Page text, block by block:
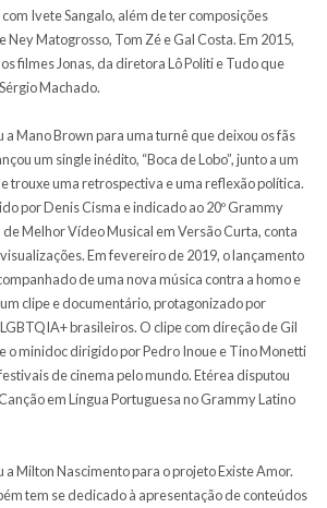
passou por mais de dez estados
York.
Academia de Artes de Berlim, apresentou o
França. Lançou o curta-metragem Duas
por Denis Cisma e realizou uma pequena
ao lado de Milton Nascimento. Autor de
expressivas, já se apresentou ao lado de
fez uma turnê e gravou um disco em
com Ivete Sangalo, além de ter
de Ney Matogrosso, Tom Zé e Gal Costa.
nos filmes Jonas, da diretora Lô Politi e
Sérgio Machado.
a Mano Brown para uma turnê que
lançou um single inédito, “Boca de Lobo”,
que trouxe uma retrospectiva e uma